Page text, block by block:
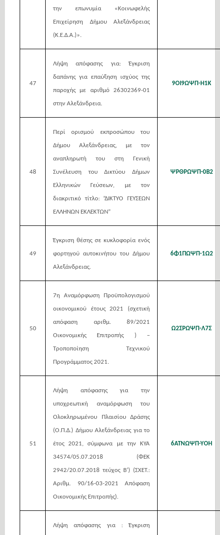
την επωνυμία «Κοινωφελής
Επιχείρηση Δήμου Αλεξάνδρειας
(Κ.Ε.Δ.Α.)».
47
Λήψη απόφασης για: Έγκριση
δαπάνης για επαύξηση ισχύος της
παροχής με αριθμό 26302369-01
στην Αλεξάνδρεια.
9ΟΙ9ΩΨΠ-Η1Κ
48
Περί ορισμού εκπροσώπου του
Δήμου Αλεξάνδρειας, με τον
αναπληρωτή του στη Γενική
Συνέλευση του Δικτύου Δήμων
Ελληνικών Γεύσεων, με τον
διακριτικό τίτλο: ”ΔΙΚΤΥΟ ΓΕΥΣΕΩΝ
ΕΛΛΗΝΩΝ ΕΚΛΕΚΤΩΝ”
ΨΡΘΡΩΨΠ-0Β2
49
Έγκριση θέσης σε κυκλοφορία ενός
φορτηγού αυτοκινήτου του Δήμου
Αλεξάνδρειας.
6Φ1ΠΩΨΠ-1Ω2
50
7η Αναμόρφωση Προϋπολογισμού
οικονομικού έτους 2021 (σχετική
απόφαση αριθμ. 89/2021
Οικονομικής Επιτροπής ) –
Τροποποίηση Τεχνικού
Προγράμματος 2021.
Ω2ΣΡΩΨΠ-Λ7Σ
51
Λήψη απόφασης για την
υποχρεωτική αναμόρφωση του
Ολοκληρωμένου Πλαισίου Δράσης
(O.Π.Δ.) Δήμου Αλεξάνδρειας για το
έτος 2021, σύμφωνα με την ΚΥΑ
34574/05.07.2018 (ΦΕΚ
2942/20.07.2018 τεύχος Β’) (ΣΧΕΤ.:
Αριθμ. 90/16-03-2021 Απόφαση
Οικονομικής Επιτροπής).
6ΑΤΝΩΨΠ-ΥΟΗ
Λήψη απόφασης για : Έγκριση